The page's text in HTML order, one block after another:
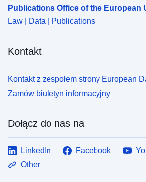
Publications Office of the European
Law | Data | Publications
Kontakt
Kontakt z zespołem strony European
Zamów biuletyn informacyjny
Dołącz do nas na
LinkedIn Facebook
Other